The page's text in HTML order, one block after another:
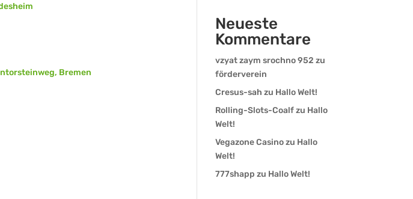
Bremen
Neueste
Kommentare
vzyat zaym srochno 952 zu
förderverein
Cresus-sah zu Hallo Welt!
Rolling-Slots-Coalfzu Hallo
Welt!
Vegazone Casinozu Hallo
Welt!
777shapp zu Hallo Welt!